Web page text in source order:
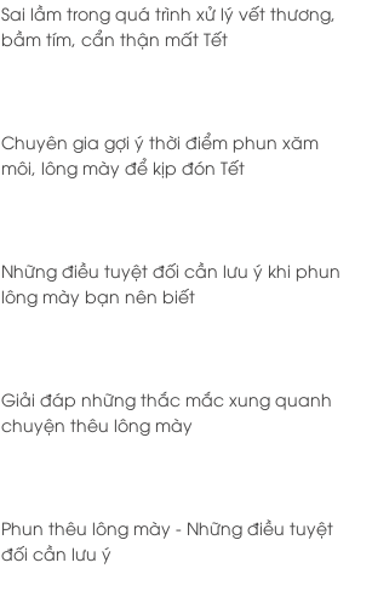
Sai lầm trong quá trình xử lý vết thương,
bầm tím, cẩn thận mất Tết
Chuyên gia gợi ý thời điểm phun xăm
môi, lông mày để kịp đón Tết
Những điều tuyệt đối cần lưu ý khi phun
lông mày bạn nên biết
Giải đáp những thắc mắc xung quanh
chuyện thêu lông mày
Phun thêu lông mày - Những điều tuyệt
đối cần lưu ý